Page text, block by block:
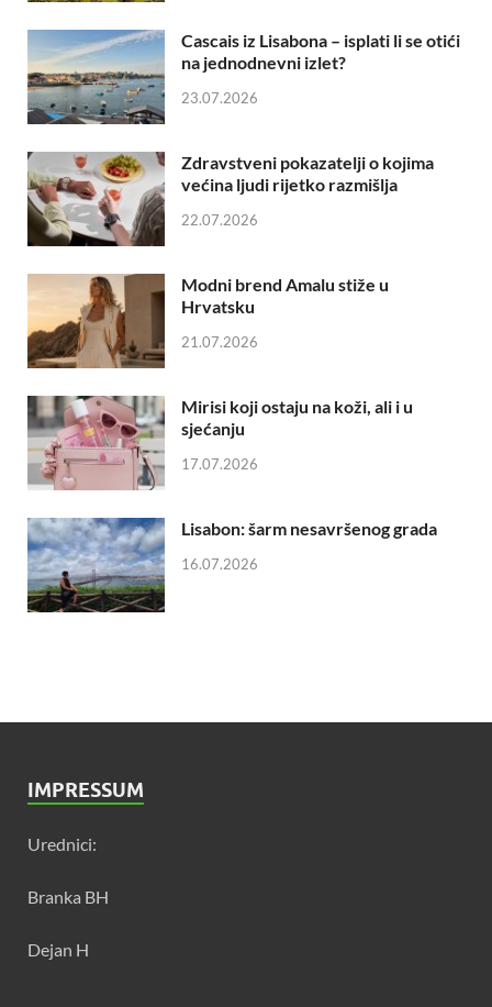
Cascais iz Lisabona – isplati li se otići
na jednodnevni izlet?
23.07.2026
Zdravstveni pokazatelji o kojima
većina ljudi rijetko razmišlja
22.07.2026
Modni brend Amalu stiže u
Hrvatsku
21.07.2026
Mirisi koji ostaju na koži, ali i u
sjećanju
17.07.2026
Lisabon: šarm nesavršenog grada
16.07.2026
IMPRESSUM
Urednici:
Branka BH
Dejan H